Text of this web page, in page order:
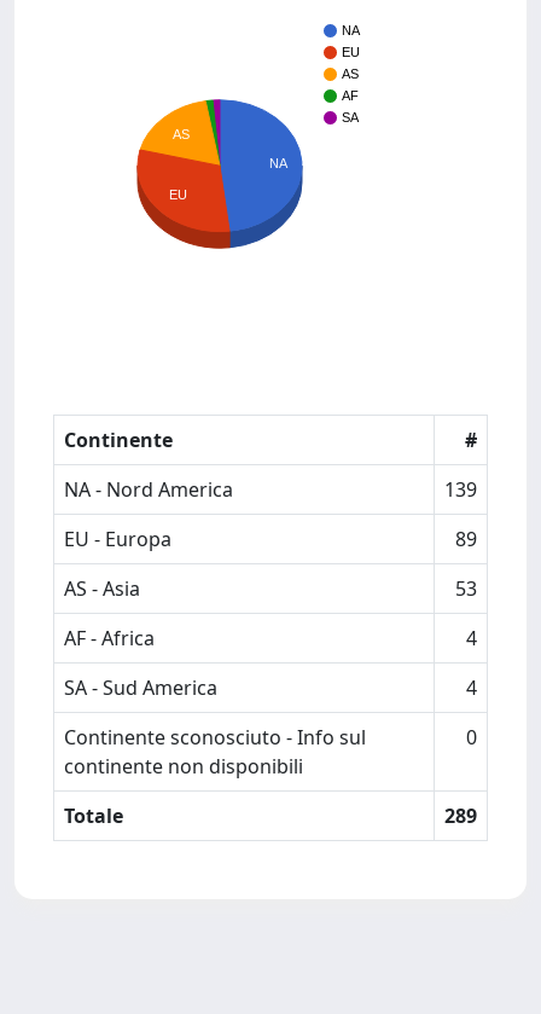
NA
EU
AS
AF
SA
NA
AS
EU
Continente
#
NA - Nord America
139
EU - Europa
89
AS - Asia
53
AF - Africa
4
SA - Sud America
4
Continente sconosciuto - Info sul
continente non disponibili
0
Totale 289